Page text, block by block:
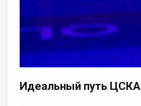
Идеальный путь ЦСКА